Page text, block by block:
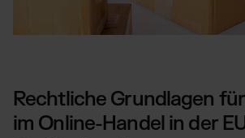
Rechtliche Grundlagen
im Online-Handel in der